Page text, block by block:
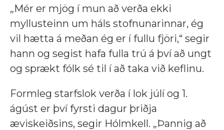
„Mér er mjög í mun að verða ekki
myllusteinn um háls stofnunarinnar, ég
vil hætta á meðan ég er í fullu fjöri,“ segir
hann og segist hafa fulla trú á því að ungt
og sprækt fólk sé til í að taka við keflinu.
Formleg starfslok verða í lok júlí og 1.
ágúst er því fyrsti dagur þriðja
æviskeiðsins, segir Hólmkell. „Þannig að